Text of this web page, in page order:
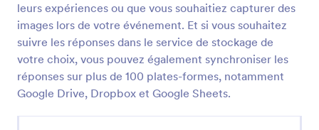
leurs expériences ou que vous souhaitiez capturer des
images lors de votre événement. Et si vous souhaitez
suivre les réponses dans le service de stockage de
votre choix, vous pouvez également synchroniser les
réponses sur plus de 100 plates-formes, notamment
Google Drive, Dropbox et Google Sheets.